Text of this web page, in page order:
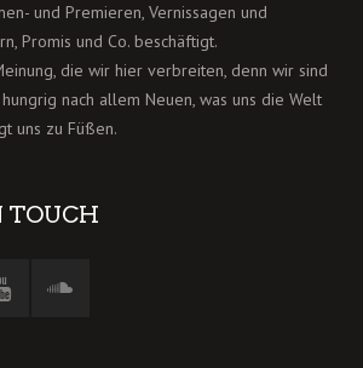
und Premieren, Vernissagen und
Promis und Co. beschäftigt.
die wir hier verbreiten, denn wir sind
nach allem Neuen, was uns die Welt
uns zu Füßen.
TOUCH